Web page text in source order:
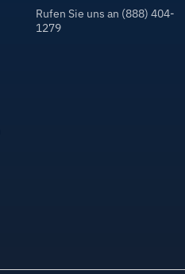
Rufen Sie uns an (888) 404-
1279